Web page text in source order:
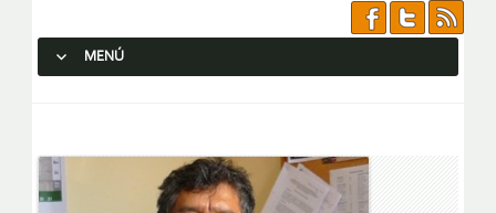
MENÚ